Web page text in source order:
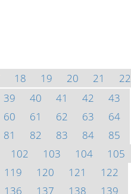
18 19 20 21
22
39 40 41 42
43
60 61 62 63
64
81 82 83 84
85
102 103 104
105
119 120 121
122
136 137 138
139